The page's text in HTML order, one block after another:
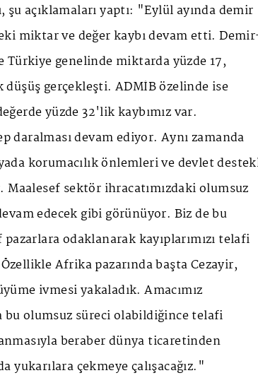
şu açıklamaları yaptı: "Eylül ayında demir
miktar ve değer kaybı devam etti.
genelinde miktarda yüzde 17,
düşüş gerçekleşti. ADMİB özelinde ise
yüzde 32'lik kaybımız var.
daralması devam ediyor. Aynı zamanda
korumacılık önlemleri ve devlet
Maalesef sektör ihracatımızdaki olumsuz
edecek gibi görünüyor. Biz de bu
odaklanarak kayıplarımızı telafi
Afrika pazarında başta Cezayir,
ivmesi yakaladık. Amacımız
olumsuz süreci olabildiğince telafi
beraber dünya ticaretinden
yukarılara çekmeye çalışacağız."